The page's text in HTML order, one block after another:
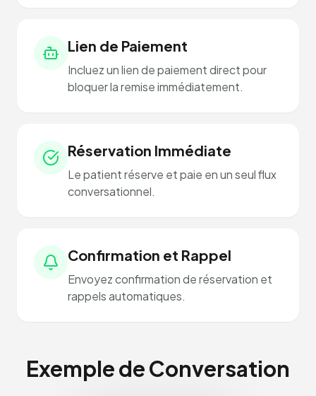
Lien de Paiement
Incluez un lien de paiement direct pour
bloquer la remise immédiatement.
Réservation Immédiate
Le patient réserve et paie en un seul flux
conversationnel.
Confirmation et Rappel
Envoyez confirmation de réservation et
rappels automatiques.
Exemple de Conversation